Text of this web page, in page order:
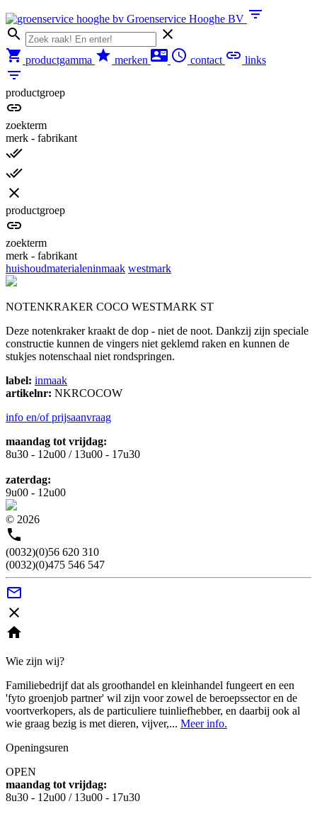
Groenservice Hooghe BV 


 productgamma  merken   contact  links

productgroep

zoekterm
merk - fabrikant



productgroep

zoekterm
merk - fabrikant
huishoudmaterialeninmaak westmark
NOTENKRAKER COCO WESTMARK ST
Deze notenkraker kraakt de dop - niet de noot. Dankzij zijn speciale
constructie kunnen de vingers niet geklemd raken en kunnen de
stukjes notenschaal niet rondspringen.
label: inmaak
artikelnr: NKRCOCOW
info en/of prijsaanvraag
maandag tot vrijdag:
8u30 - 12u00 / 13u00 - 17u30
zaterdag:
9u00 - 12u00
© 2026

(0032)(0)56 620 310
(0032)(0)475 546 547



Wie zijn wij?
Familiebedrijf dat als groothandel en kleinhandel fungeert en een
'fyto groenjob partner' wil zijn voor zowel de beroepssector en de
voortverkopers, als de particuliere tuinliefhebber, en daarbij ook al
wie graag bezig is met dieren, vijver,... Meer info.
Openingsuren
OPEN
maandag tot vrijdag:
8u30 - 12u00 / 13u00 - 17u30